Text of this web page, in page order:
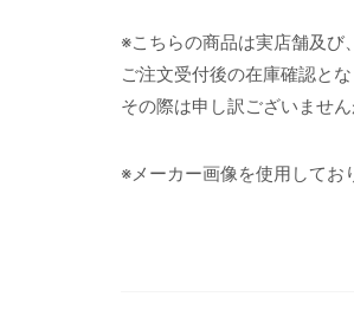
※こちらの商品は実店舗及び
ご注文受付後の在庫確認と
その際は申し訳ございませ
※メーカー画像を使用してお